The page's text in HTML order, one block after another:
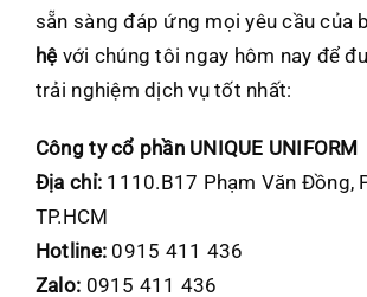
sẵn sàng đáp ứng mọi yêu cầu của
hệ với chúng tôi ngay hôm nay để
trải nghiệm dịch vụ tốt nhất:
Công ty cổ phần UNIQUE UNIFORM
Địa chỉ: 1110.B17 Phạm Văn Đồng,
TP.HCM
Hotline: 0915 411 436
Zalo: 0915 411 436